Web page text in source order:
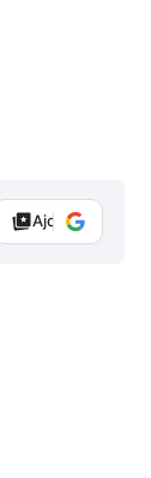
Ajouter Vélo